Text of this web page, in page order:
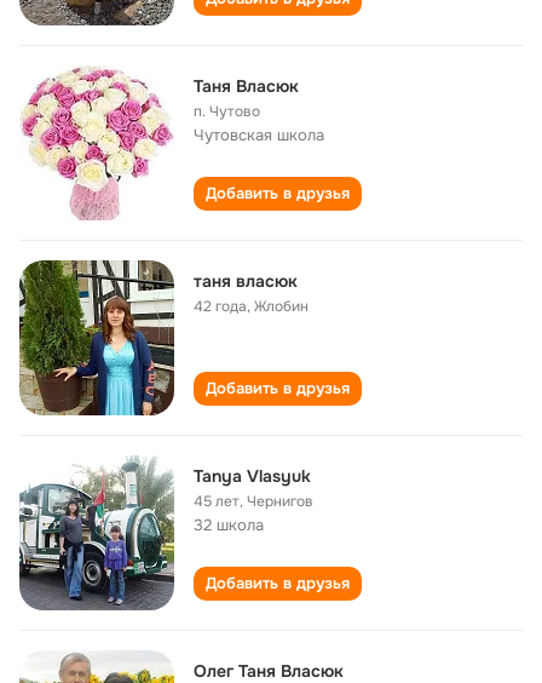
Таня Власюк
п. Чутово
Чутовская школа
Добавить в друзья
таня власюк
42 года,Жлобин
Добавить в друзья
Tanya Vlasyuk
45 лет,Чернигов
32 школа
Добавить в друзья
Олег Таня Власюк